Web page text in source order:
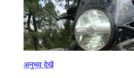
अनुभव देखें